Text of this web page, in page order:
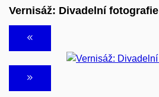
Vernisáž: Divadelní fotografie